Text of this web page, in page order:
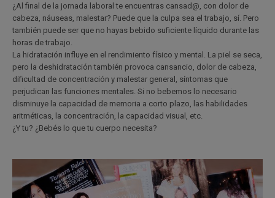
¿Al final de la jornada laboral te encuentras cansad@, con dolor de
cabeza, náuseas, malestar? Puede que la culpa sea el trabajo, sí. Pero
también puede ser que no hayas bebido suficiente líquido durante las
horas de trabajo.
La hidratación influye en el rendimiento físico y mental. La piel se seca,
pero la deshidratación también provoca cansancio, dolor de cabeza,
dificultad de concentración y malestar general, síntomas que
perjudican las funciones mentales. Si no bebemos lo necesario
disminuye la capacidad de memoria a corto plazo, las habilidades
aritméticas, la concentración, la capacidad visual, etc.
¿Y tu? ¿Bebés lo que tu cuerpo necesita?